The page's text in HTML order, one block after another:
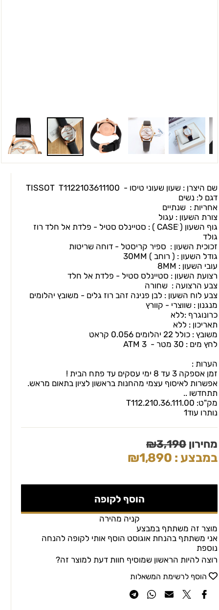
שם היצרן : שעון שעוני טיסו - T1122103611100
דגם ל: נשים
אחריות : שנתיים
צורת השעון : עגול
גוף השעון ( CASEׂ ) : סטיינלס סטיל - פלדת אל חלד רוז
גולד
זכוכית השעון : ספיר קריסטל - דוחה שריטות
גודל השעון : ( רוחב ) 30MM
עובי השעון : 8MM
רצועת השעון : סטיינלס סטיל - פלדת אל חלד
צבע הרצועה : שחורה
צבע לוח השעון : לבן פנינה זהב רוז גלים - משובץ יהלומים
מנגנון : שווצרי - קוורץ
כרונוגרף :ללא
תאריכון : ללא
משובץ : כולל 22 יהלומים 0.056 קראט
לחץ מים : 30 מטר - 3 ATM
הערות :
זמן אספקה 3 עד 8 ימי עסקים עד פתח הבית !
אפשרות לאיסוף עצמי מהחנות בראשון לציון בתאום מראש.
תתחדשו ..
מק"ט: T112.210.36.111.00
נותרו עוד1
מחירון ₪3,190
במבצע : ₪1,890
הוסף לקופה
קניה מהירה
מוצר זה משתתף במבצע
אני משתתף בהנחת אוגוסט הוסף אותי לקופה להנחה
נוספת
רוצה להיות הראשון שמוסיף חוות דעת למוצר זה?
הוסף לרשימת המשאלות